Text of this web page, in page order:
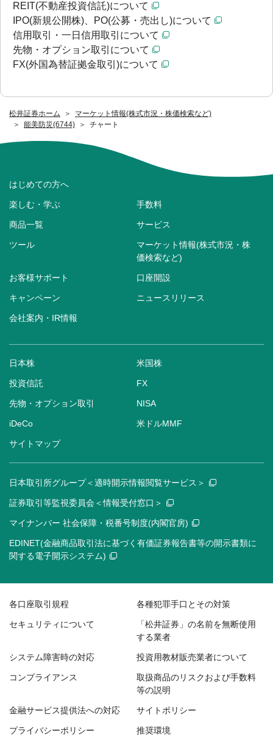
松井証券ホーム
マーケット情報(株式市況・株価検索など)
能美防災(6744)
チャート
REIT(不動産投資信託)について
IPO(新規公開株)、PO(公募・売出し)について
信用取引・一日信用取引について
先物・オプション取引について
FX(外国為替証拠金取引)について
はじめての方へ
楽しむ・学ぶ 手数料
商品一覧 サービス
ツール
マーケット情報(株式市況・株
価検索など)
お客様サポート 口座開設
キャンペーン ニュースリリース
会社案内・IR情報
日本株 米国株
投資信託 FX
先物・オプション取引 NISA
iDeCo 米ドルMMF
サイトマップ
日本取引所グループ＜適時開示情報閲覧サービス＞
証券取引等監視委員会＜情報受付窓口＞
マイナンバー 社会保障・税番号制度(内閣官房)
EDINET(金融商品取引法に基づく有価証券報告書等の開示書類に
関する電子開示システム)
各口座取引規程 各種犯罪手口とその対策
セキュリティについて
「松井証券」の名前を無断使用
する業者
システム障害時の対応 投資用教材販売業者について
コンプライアンス
取扱商品のリスクおよび手数料
等の説明
金融サービス提供法への対応 サイトポリシー
プライバシーポリシー 推奨環境